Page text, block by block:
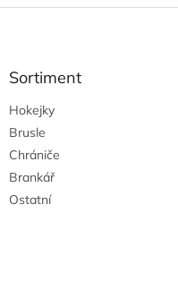
Z
Sortiment
Hokejky
Brusle
Chrániče
Brankář
Ostatní